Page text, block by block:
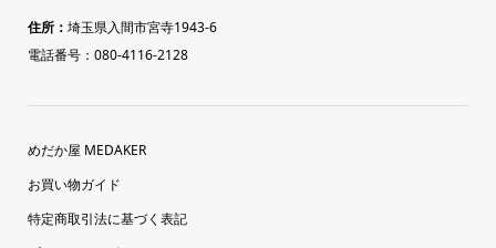
住所： 埼玉県入間市宮寺1943-6
電話番号：080-4116-2128
めだか屋 MEDAKER
お買い物ガイド
特定商取引法に基づく表記